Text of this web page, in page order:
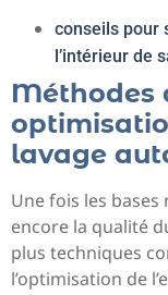
conseils pour
l’intérieur de
Méthodes
lavage
Une fois les bases
encore la qualité
plus techniques
l’optimisation de